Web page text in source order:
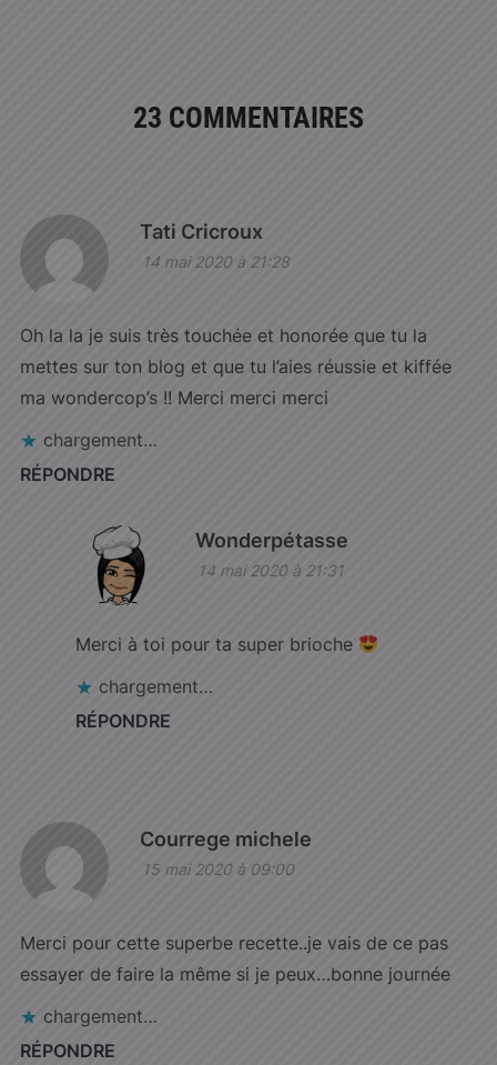
23 COMMENTAIRES
Tati Cricroux
14 mai 2020 à 21:28
Oh la la je suis très touchée et honorée que tu la
mettes sur ton blog et que tu l’aies réussie et kiffée
ma wondercop’s !! Merci merci merci
chargement…
RÉPONDRE
Wonderpétasse
14 mai 2020 à 21:31
Merci à toi pour ta super brioche
chargement…
RÉPONDRE
Courrege michele
15 mai 2020 à 09:00
Merci pour cette superbe recette..je vais de ce pas
essayer de faire la même si je peux…bonne journée
chargement…
RÉPONDRE